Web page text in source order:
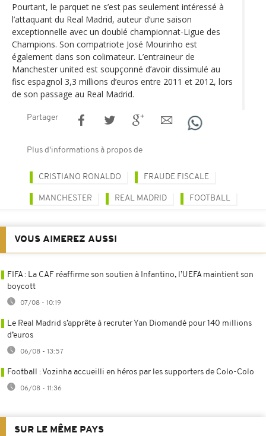
Pourtant, le parquet ne s’est pas seulement intéressé à
l’attaquant du Real Madrid, auteur d’une saison
exceptionnelle avec un doublé championnat-Ligue des
Champions. Son compatriote José Mourinho est
également dans son colimateur. L’entraineur de
Manchester united est soupçonné d’avoir dissimulé au
fisc espagnol 3,3 millions d’euros entre 2011 et 2012, lors
de son passage au Real Madrid.
Partager
Plus d'informations à propos de
CRISTIANO RONALDO FRAUDE FISCALE
MANCHESTER REAL MADRID FOOTBALL
VOUS AIMEREZ AUSSI
FIFA : La CAF réaffirme son soutien à Infantino, l’UEFA maintient son
boycott
07/08 - 10:19
Le Real Madrid s’apprête à recruter Yan Diomandé pour 140 millions
d’euros
06/08 - 13:57
Football : Vozinha accueilli en héros par les supporters de Colo-Colo
06/08 - 11:36
SUR LE MÊME PAYS